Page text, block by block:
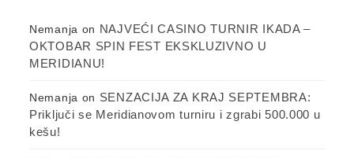
Nemanja on NAJVEĆI CASINO TURNIR IKADA –
OKTOBAR SPIN FEST EKSKLUZIVNO U
MERIDIANU!
Nemanja on SENZACIJA ZA KRAJ SEPTEMBRA:
Priključi se Meridianovom turniru i zgrabi 500.000 u
kešu!